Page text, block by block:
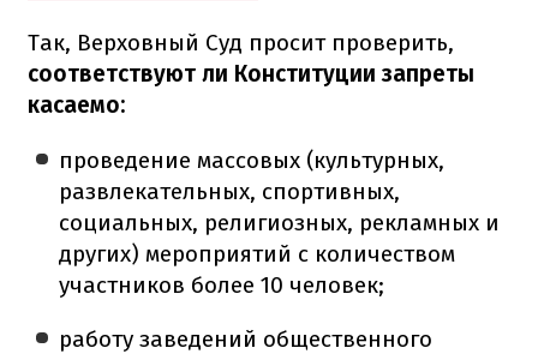
Так, Верховный Суд просит проверить,
соответствуют ли Конституции запреты
касаемо:
проведение массовых (культурных,
развлекательных, спортивных,
социальных, религиозных, рекламных и
других) мероприятий с количеством
участников более 10 человек;
работу заведений общественного